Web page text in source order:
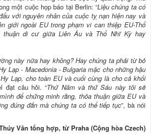
một cuộc họp báo tại Berlin: “Liệu chúng ta có
với nguyên nhân của cuộc tỵ nạn hiện nay và
giới ngoài EU trong phạm vi can thiệp EU-Thổ
thuận di cư giữa Liên Âu và Thổ Nhĩ Kỳ hay
này nữa hay không? Hay chúng ta phải từ bỏ
Lạp - Macedonia - Bulgaria mặc cho những hậu
Lạp, cho toàn EU và cuối cùng là cho cả khối
đạt câu hỏi. “Thứ Năm và thứ Sáu này tôi sẽ
để chứng minh rằng, thỏa thuận giữa EU và
đúng đắn mà chúng ta có thể tiếp tục”, bà nói
Vân tổng hợp, từ Praha (Cộng hòa Czech)